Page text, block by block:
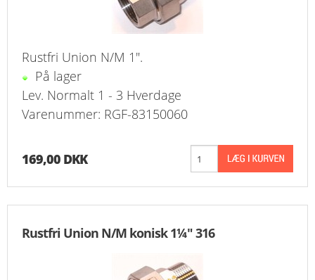
Rustfri Union N/M 1".
På lager
Lev. Normalt 1 - 3 Hverdage
Varenummer: RGF-83150060
169,00 DKK
Rustfri Union N/M konisk 1¼" 316